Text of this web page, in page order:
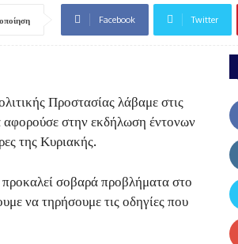
Facebook Twitter
Προστασίας λάβαμε στις
αφορούσε στην εκδήλωση έντονων
της Κυριακής.
σοβαρά προβλήματα στο
να τηρήσουμε τις οδηγίες που